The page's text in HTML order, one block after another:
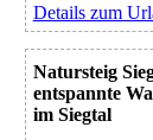
Details zum
Natursteig
entspannte
im Siegtal